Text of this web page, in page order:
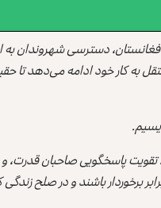
دسترسی شهروندان به
به کار خود ادامه می‌دهد تا
پاسخگویی صاحبان قدرت،
برخوردار باشند و در صلح زندگی